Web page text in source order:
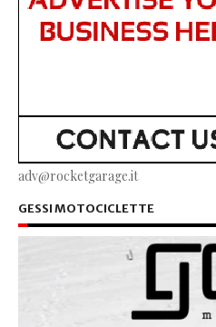
adv@rocketgarage.it
GESSI MOTOCICLETTE